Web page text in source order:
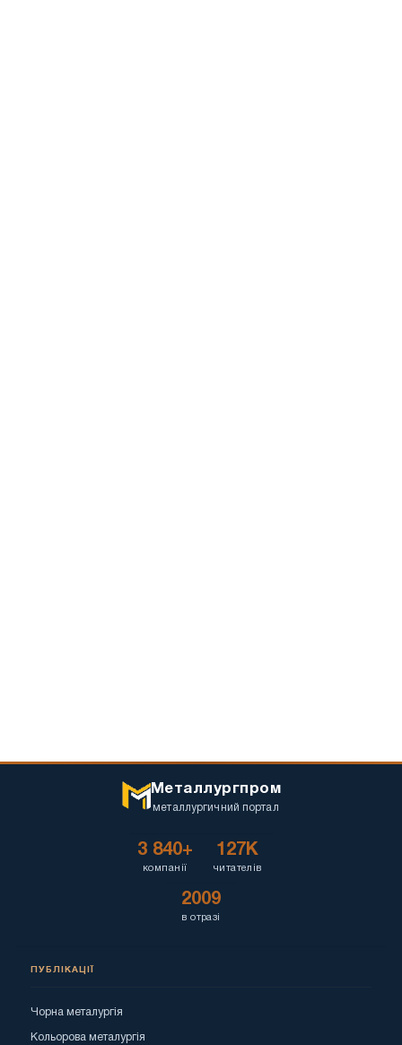
Металлургпром
металлургичний портал
3 840+
компанії
127K
читателів
2009
в отразі
ПУБЛІКАЦІЇ
Чорна металургія
Кольорова металургія